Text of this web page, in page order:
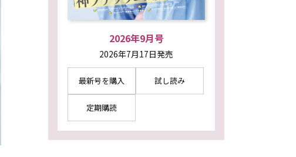
2026年9月号
2026年7月17日発売
最新号を購入 試し読み
定期購読